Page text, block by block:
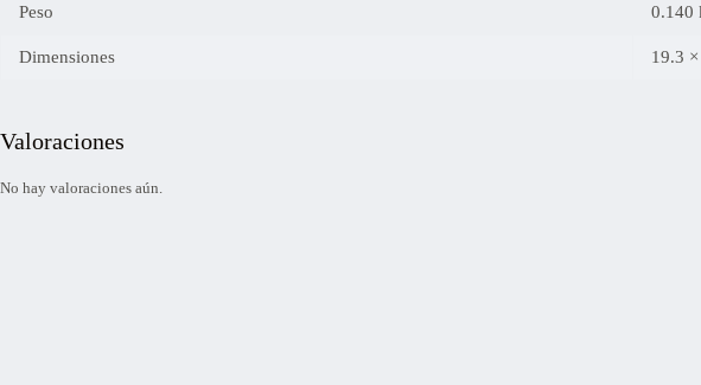
Peso 0.140
Dimensiones 19.3
Valoraciones
No hay valoraciones aún.